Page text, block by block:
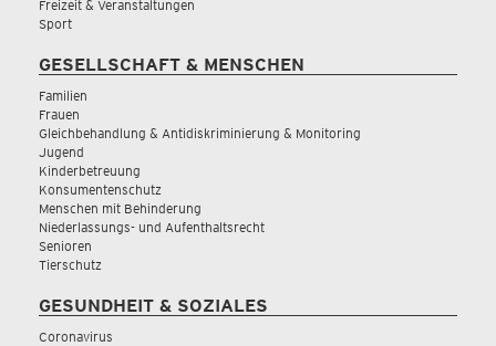
Freizeit & Veranstaltungen
Sport
GESELLSCHAFT & MENSCHEN
Familien
Frauen
Gleichbehandlung & Antidiskriminierung & Monitoring
Jugend
Kinderbetreuung
Konsumentenschutz
Menschen mit Behinderung
Niederlassungs- und Aufenthaltsrecht
Senioren
Tierschutz
GESUNDHEIT & SOZIALES
Coronavirus